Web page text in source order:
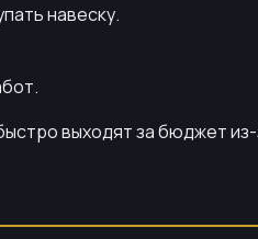
навеску.
выходят за бюджет